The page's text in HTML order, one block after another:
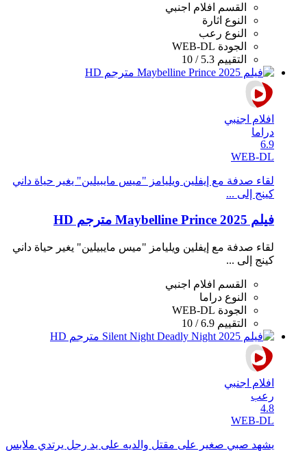
القسم
افلام اجنبي
النوع اثارة
النوع رعب
الجودة WEB-DL
التقييم 5.3 / 10
افلام اجنبي
دراما
6.9
WEB-DL
لقاء صدفة مع إيفلين ويليامز "ميس مايبيلين" يغير حياة داني
كينج إلى ...
فيلم Maybelline Prince 2025 مترجم HD
لقاء صدفة مع إيفلين ويليامز "ميس مايبيلين" يغير حياة داني
كينج إلى ...
القسم
افلام اجنبي
النوع دراما
الجودة WEB-DL
التقييم 6.9 / 10
افلام اجنبي
رعب
4.8
WEB-DL
يشهد صبي صغير على مقتل والديه على يد رجل يرتدي ملابس